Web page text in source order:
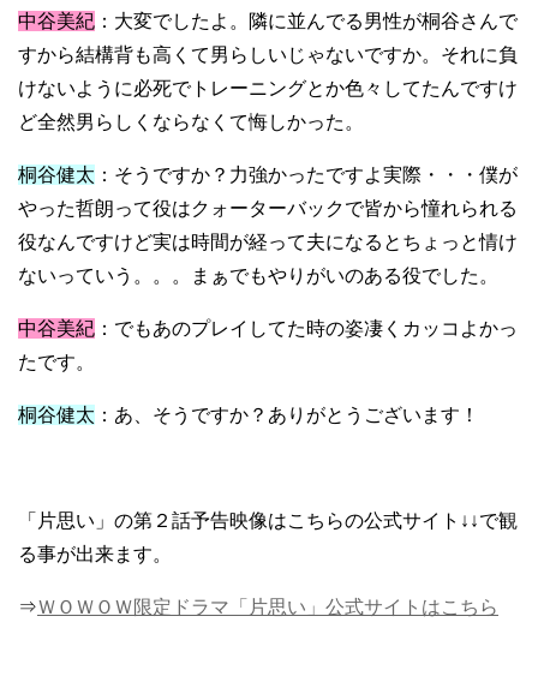
中谷美紀 ：大変でしたよ。隣に並んでる男性が桐谷さんで
すから結構背も高くて男らしいじゃないですか。それに負
けないように必死でトレーニングとか色々してたんですけ
ど全然男らしくならなくて悔しかった。
桐谷健太 ：そうですか？力強かったですよ実際・・・僕が
やった哲朗って役はクォーターバックで皆から憧れられる
役なんですけど実は時間が経って夫になるとちょっと情け
ないっていう。。。まぁでもやりがいのある役でした。
中谷美紀 ：でもあのプレイしてた時の姿凄くカッコよかっ
たです。
桐谷健太 ：あ、そうですか？ありがとうございます！
「片思い」の第２話予告映像はこちらの公式サイト↓↓で観
る事が出来ます。
⇒ＷＯＷＯＷ限定ドラマ「片思い」公式サイトはこちら